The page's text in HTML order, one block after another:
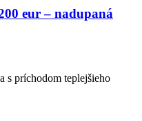
eur – nadupaná
s príchodom teplejšieho